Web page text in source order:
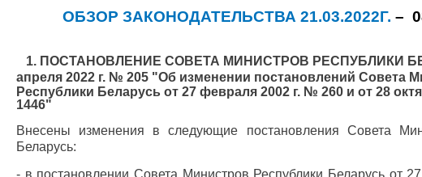
ОБЗОР ЗАКОНОДАТЕЛЬСТВА 21.03.2022Г. –
1. ПОСТАНОВЛЕНИЕ СОВЕТА МИНИСТРОВ РЕСПУБЛИКИ
апреля 2022 г. № 205 "Об изменении постановлений Совета
Республики Беларусь от 27 февраля 2002 г. № 260 и от 28
1446"
Внесены изменения в следующие постановления Совета
Беларусь:
- в постановлении Совета Министров Республики Беларусь от